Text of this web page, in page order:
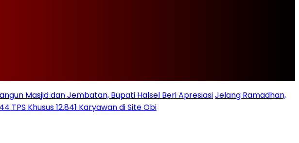
Masjid dan Jembatan, Bupati Halsel Beri ApresiasiJelang Ramadhan,
TPS Khusus 12.841 Karyawan di Site Obi